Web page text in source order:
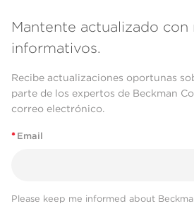
Mantente actualizado
informativos.
Recibe actualizaciones oportunas
parte de los expertos de Beckman
correo electrónico.
* Email
Please keep me informed about